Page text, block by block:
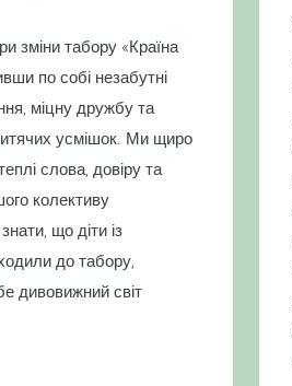
зміни табору «Країна
по собі незабутні
міцну дружбу та
усмішок. Ми щиро
слова, довіру та
колективу
що діти із
до табору,
дивовижний світ